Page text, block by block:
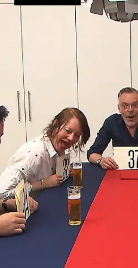
gekocht